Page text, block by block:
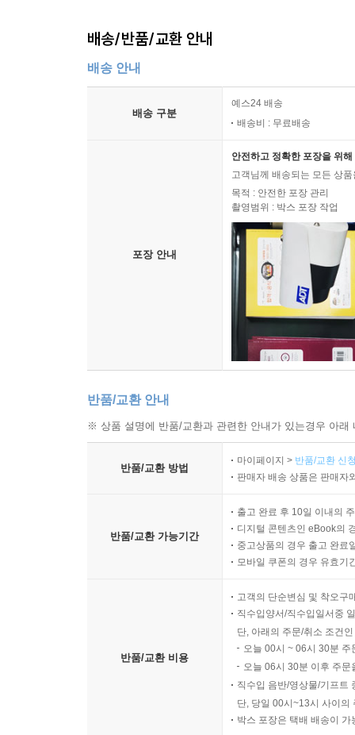
배송/반품/교환 안내
배송 안내
배송 구분
예스24 배송
배송비 : 무료배송
포장 안내
안전하고 정확한 포장을 위
고객님께 배송되는 모든 상
목적 : 안전한 포장 관리
촬영범위 : 박스 포장 작업
반품/교환 안내
※ 상품 설명에 반품/교환과 관련한 안내가 있는경우 아
반품/교환 방법
마이페이지 > 반품/교환 신
판매자 배송 상품은 판매자
반품/교환 가능기간
출고 완료 후 10일 이내의
디지털 콘텐츠인 eBook의
중고상품의 경우 출고 완료
모바일 쿠폰의 경우 유효기
반품/교환 비용
고객의 단순변심 및 착오구
직수입양서/직수입일서중
단, 아래의 주문/취소 조건
오늘 00시 ~ 06시 30분
오늘 06시 30분 이후 주
직수입 음반/영상물/기프트
단, 당일 00시~13시 사이의
박스 포장은 택배 배송이